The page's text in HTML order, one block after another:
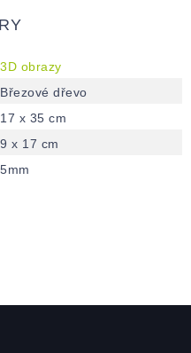
3D obrazy
Březové dřevo
17 x 35 cm
9 x 17 cm
5mm